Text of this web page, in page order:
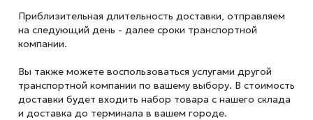
Приблизительная длительность доставки, отправляем
на следующий день - далее сроки транспортной
компании.
Вы также можете воспользоваться услугами другой
транспортной компании по вашему выбору. В стоимость
доставки будет входить набор товара с нашего склада
и доставка до терминала в вашем городе.